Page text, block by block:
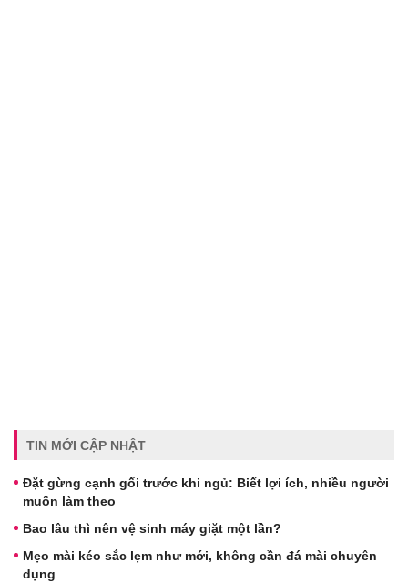
TIN MỚI CẬP NHẬT
Đặt gừng cạnh gối trước khi ngủ: Biết lợi ích, nhiều người
muốn làm theo
Bao lâu thì nên vệ sinh máy giặt một lần?
Mẹo mài kéo sắc lẹm như mới, không cần đá mài chuyên
dụng